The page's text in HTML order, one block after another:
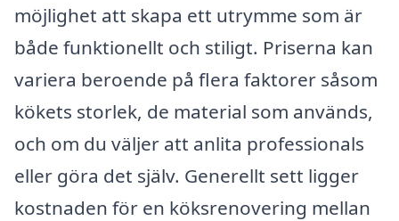
möjlighet att skapa ett utrymme som är
både funktionellt och stiligt. Priserna kan
variera beroende på flera faktorer såsom
kökets storlek, de material som används,
och om du väljer att anlita professionals
eller göra det själv. Generellt sett ligger
kostnaden för en köksrenovering mellan